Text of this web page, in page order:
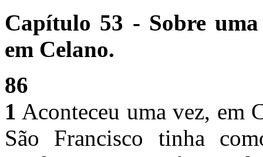
Capítulo 53 - Sobre
em Celano.
86
1 Aconteceu uma vez, em
São Francisco tinha